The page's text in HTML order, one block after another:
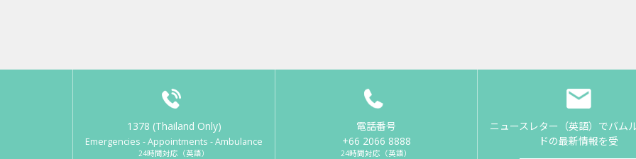
1378 (Thailand Only)
Emergencies - Appointments - Ambulance
24時間対応（英語）
電話番号
+66 2066 8888
24時間対応（英語）
ニュースレター（英語）でバム
ドの最新情報を受